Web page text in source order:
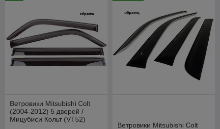
Ветровики Mitsubishi Colt
(2004-2012) 5 дверей /
Мицубиси Кольт (VT52)
Ветровики Mitsubishi Colt